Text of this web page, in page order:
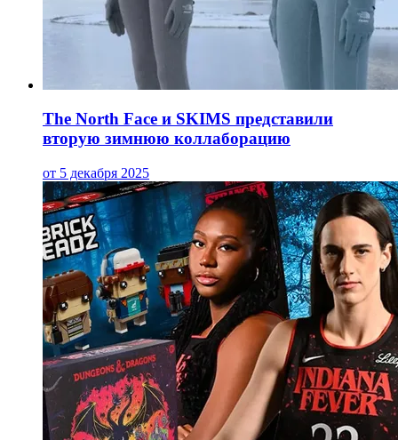
The North Face и SKIMS представили
вторую зимнюю коллаборацию
от 5 декабря 2025